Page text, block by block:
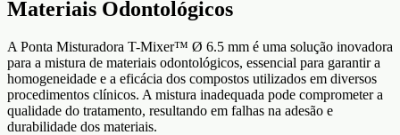
Materiais Odontológicos
A Ponta Misturadora T-Mixer™ Ø 6.5 mm é uma solução inovadora
para a mistura de materiais odontológicos, essencial para garantir a
homogeneidade e a eficácia dos compostos utilizados em diversos
procedimentos clínicos. A mistura inadequada pode comprometer a
qualidade do tratamento, resultando em falhas na adesão e
durabilidade dos materiais.